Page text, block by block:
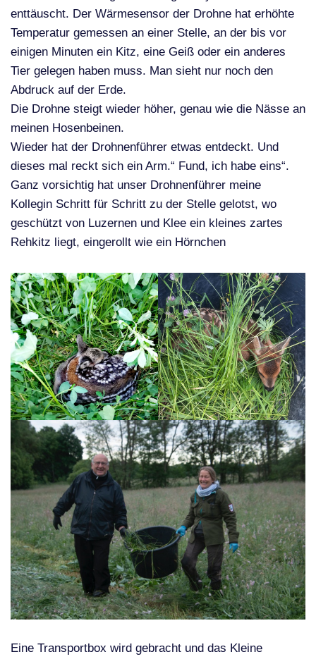
enttäuscht. Der Wärmesensor der Drohne hat erhöhte
Temperatur gemessen an einer Stelle, an der bis vor
einigen Minuten ein Kitz, eine Geiß oder ein anderes
Tier gelegen haben muss. Man sieht nur noch den
Abdruck auf der Erde.
Die Drohne steigt wieder höher, genau wie die Nässe an
meinen Hosenbeinen.
Wieder hat der Drohnenführer etwas entdeckt. Und
dieses mal reckt sich ein Arm.“ Fund, ich habe eins“.
Ganz vorsichtig hat unser Drohnenführer meine
Kollegin Schritt für Schritt zu der Stelle gelotst, wo
geschützt von Luzernen und Klee ein kleines zartes
Rehkitz liegt, eingerollt wie ein Hörnchen
Eine Transportbox wird gebracht und das Kleine